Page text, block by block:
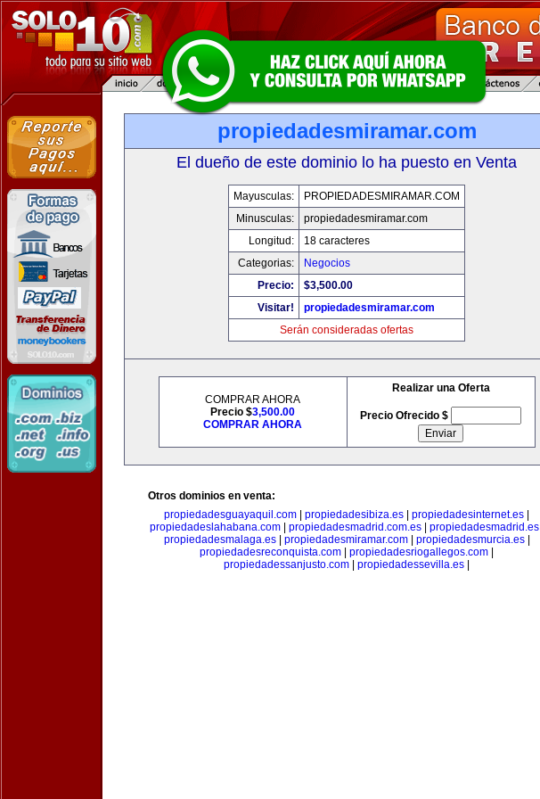
propiedadesmiramar.com
El dueño de este dominio lo ha puesto en Venta
Mayusculas:
PROPIEDADESMIRAMAR.COM
Minusculas:
propiedadesmiramar.com
Longitud:
18 caracteres
Categorias:
Negocios
Precio:
$3,500.00
Visitar!
propiedadesmiramar.com
Serán consideradas ofertas
COMPRAR AHORA
Precio $3,500.00
COMPRAR AHORA
Realizar una Oferta
Precio Ofrecido $
Otros dominios en venta:
propiedadesguayaquil.com
propiedadesibiza.es propiedadesinternet.es
propiedadeslahabana.com| propiedadesmadrid.com.es| propiedadesmadrid.es|
propiedadesmalaga.es| propiedadesmiramar.com| propiedadesmurcia.es|
propiedadesreconquista.com
propiedadesriogallegos.com
propiedadessanjusto.com
propiedadessevilla.es